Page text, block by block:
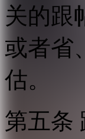
关的跟
或者省
估。
第五条